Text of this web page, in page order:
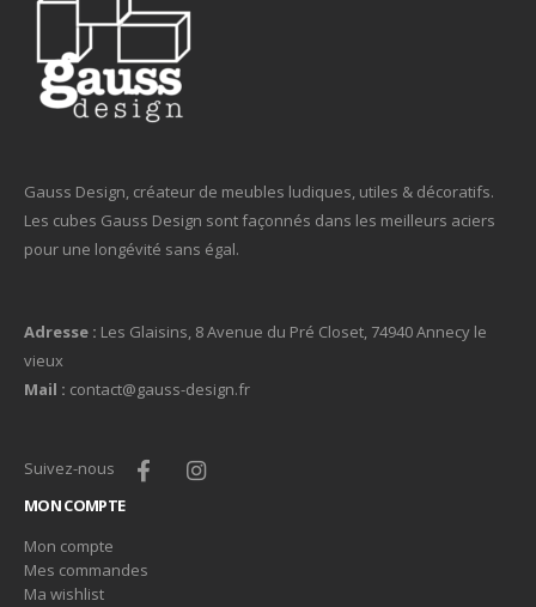
Gauss Design, créateur de meubles ludiques, utiles & décoratifs.
Les cubes Gauss Design sont façonnés dans les meilleurs aciers
pour une longévité sans égal.
Adresse : Les Glaisins, 8 Avenue du Pré Closet, 74940 Annecy le
vieux
Mail : contact@gauss-design.fr
Suivez-nous
MON COMPTE
Mon compte
Mes commandes
Ma wishlist